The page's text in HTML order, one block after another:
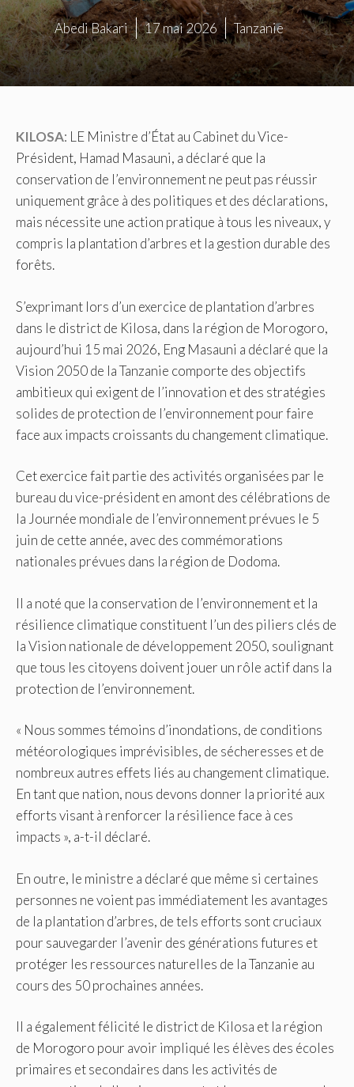
Abedi Bakari 17 mai 2026 Tanzanie
KILOSA: LE Ministre d’État au Cabinet du Vice-
Président, Hamad Masauni, a déclaré que la
conservation de l’environnement ne peut pas réussir
uniquement grâce à des politiques et des déclarations,
mais nécessite une action pratique à tous les niveaux, y
compris la plantation d’arbres et la gestion durable des
forêts.
S’exprimant lors d’un exercice de plantation d’arbres
dans le district de Kilosa, dans la région de Morogoro,
aujourd’hui 15 mai 2026, Eng Masauni a déclaré que la
Vision 2050 de la Tanzanie comporte des objectifs
ambitieux qui exigent de l’innovation et des stratégies
solides de protection de l’environnement pour faire
face aux impacts croissants du changement climatique.
Cet exercice fait partie des activités organisées par le
bureau du vice-président en amont des célébrations de
la Journée mondiale de l’environnement prévues le 5
juin de cette année, avec des commémorations
nationales prévues dans la région de Dodoma.
Il a noté que la conservation de l’environnement et la
résilience climatique constituent l’un des piliers clés de
la Vision nationale de développement 2050, soulignant
que tous les citoyens doivent jouer un rôle actif dans la
protection de l’environnement.
« Nous sommes témoins d’inondations, de conditions
météorologiques imprévisibles, de sécheresses et de
nombreux autres effets liés au changement climatique.
En tant que nation, nous devons donner la priorité aux
efforts visant à renforcer la résilience face à ces
impacts », a-t-il déclaré.
En outre, le ministre a déclaré que même si certaines
personnes ne voient pas immédiatement les avantages
de la plantation d’arbres, de tels efforts sont cruciaux
pour sauvegarder l’avenir des générations futures et
protéger les ressources naturelles de la Tanzanie au
cours des 50 prochaines années.
Il a également félicité le district de Kilosa et la région
de Morogoro pour avoir impliqué les élèves des écoles
primaires et secondaires dans les activités de